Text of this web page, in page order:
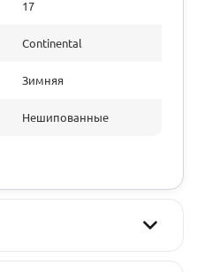
17
Continental
Зимняя
Нешипованные